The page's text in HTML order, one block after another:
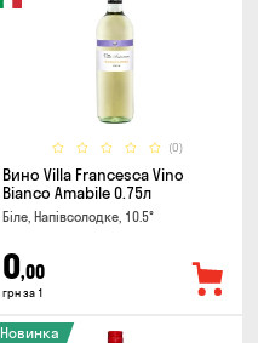
(0)
Вино Villa Francesca Vino
Bianco Amabile 0.75л
Біле, Напівсолодке, 10.5°
0,00
грн за 1
Новинка